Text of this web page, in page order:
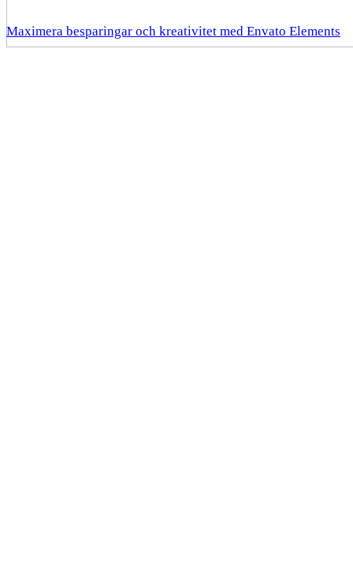
Maximera besparingar och kreativitet med Envato Elements